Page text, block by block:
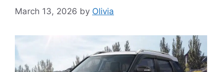
March 13, 2026 by Olivia